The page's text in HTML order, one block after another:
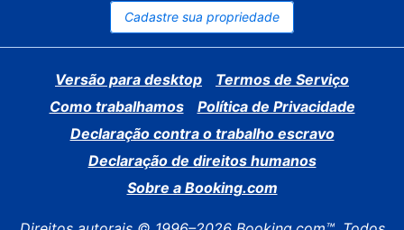
Cadastre sua propriedade
Versão para desktop
Termos de Serviço
Como trabalhamos
Política de Privacidade
Declaração contra o trabalho escravo
Declaração de direitos humanos
Sobre a Booking.com